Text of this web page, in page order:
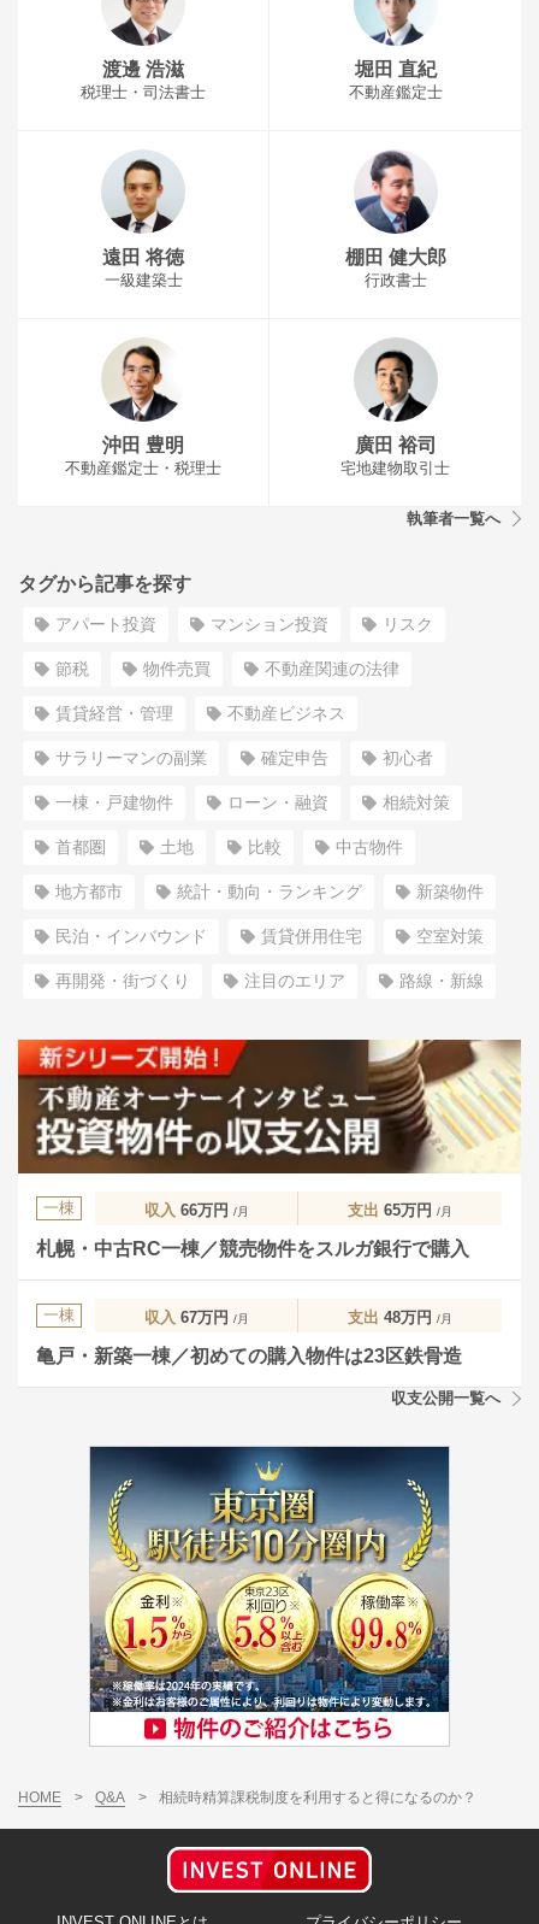
渡邊 浩滋
税理士・司法書士
堀田 直紀
不動産鑑定士
遠田 将徳
一級建築士
棚田 健大郎
行政書士
沖田 豊明
不動産鑑定士・税理士
廣田 裕司
宅地建物取引士
執筆者一覧へ
タグから記事を探す
アパート投資 マンション投資 リスク
節税 物件売買 不動産関連の法律
賃貸経営・管理 不動産ビジネス
サラリーマンの副業 確定申告 初心者
一棟・戸建物件 ローン・融資 相続対策
首都圏 土地 比較 中古物件
地方都市 統計・動向・ランキング 新築物件
民泊・インバウンド 賃貸併用住宅 空室対策
再開発・街づくり 注目のエリア 路線・新線
一棟 収入 66万円 /月 支出 65万円 /月
札幌・中古RC一棟／競売物件をスルガ銀行で購入
一棟 収入 67万円 /月 支出 48万円 /月
亀戸・新築一棟／初めての購入物件は23区鉄骨造
収支公開一覧へ
HOME > Q&A > 相続時精算課税制度を利用すると得になるのか？